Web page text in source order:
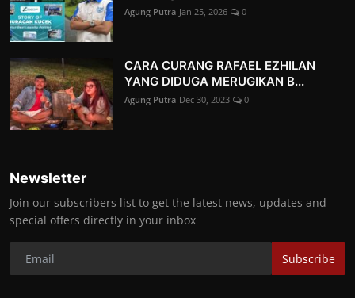
Agung Putra Jan 25, 2026 0
CARA CURANG RAFAEL EZHILAN
YANG DIDUGA MERUGIKAN B...
Agung Putra Dec 30, 2023 0
Newsletter
Join our subscribers list to get the latest news, updates and
special offers directly in your inbox
Subscribe